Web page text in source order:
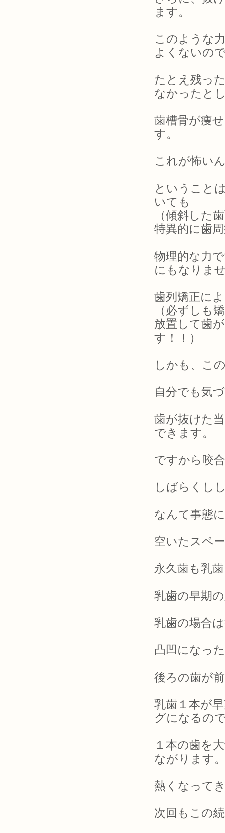
ます。
このような
よくないの
たとえ残っ
なかったと
歯槽骨が痩
す。
これが怖い
ということ
いても
（傾斜した
特異的に歯
物理的な力
にもなりま
歯列矯正に
（必ずしも
放置して歯
す！！）
しかも、こ
自分でも気
歯が抜けた
できます。
ですから咬
しばらくし
なんて事態
空いたスペ
永久歯も乳
乳歯の早期
乳歯の場合
凸凹になっ
後ろの歯が
乳歯１本が
グになるの
１本の歯を
ながります
熱くなって
次回もこの